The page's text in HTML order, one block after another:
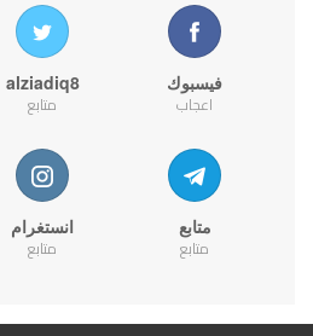
فيسبوك
اعجاب
alziadiq8
متابع
متابع
متابع
انستغرام
متابع